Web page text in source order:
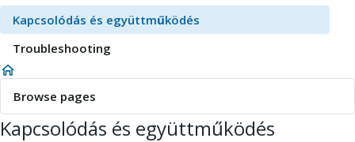
Kapcsolódás és együttműködés
Troubleshooting
Browse pages
Kapcsolódás és együttműködés